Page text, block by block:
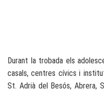
Durant la trobada els
casals, centres cívics i
St. Adrià del Besós, Abrera,